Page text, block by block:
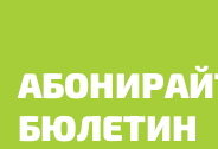
БЮЛЕТИН